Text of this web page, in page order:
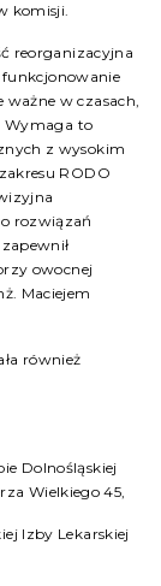
komisji.
reorganizacyjna
funkcjonowanie
w czasach,
Wymaga to
z wysokim
RODO
rozwiązań
owocnej
Maciejem
również
Dolnośląskiej
Wielkiego 45,
Izby Lekarskiej